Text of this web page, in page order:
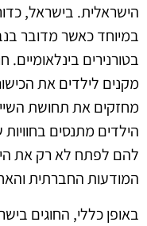
הישראלית. בישראל,
במיוחד כאשר מדובר
בטורנירים
מקנים לילדים את
מחזקים את תחושת
הילדים מתנסים
להם לפתח לא רק את
המודעות החברתית
באופן כללי, החוגים